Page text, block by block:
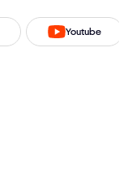
Youtube